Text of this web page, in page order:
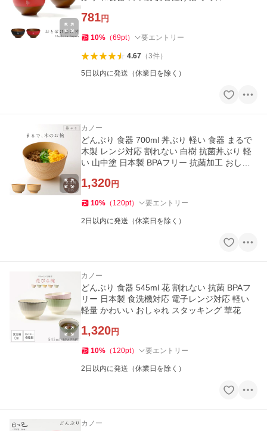
781円
10% （69pt） 要エントリー
4.67（3件）
5日以内に発送（休業日を除く）
カノー
どんぶり 食器 700ml 丼ぶり 軽い 食器 まるで
木製 レンジ対応 割れない 白樹 抗菌丼ぶり 軽
い 山中塗 日本製 BPAフリー 抗菌加工 おしゃ
1,320円
10% （ 120pt） 要エントリー
2日以内に発送（休業日を除く）
カノー
どんぶり 食器 545ml 花 割れない 抗菌 BPAフ
リー 日本製 食洗機対応 電子レンジ対応 軽い
軽量 かわいい おしゃれ スタッキング 華花
1,320円
10% （ 120pt） 要エントリー
2日以内に発送（休業日を除く）
カノー